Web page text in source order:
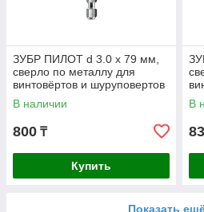
ЗУБР ПИЛОТ d 3.0 х 79 мм,
сверло по металлу для
винтовёртов и шуруповертов
IMPACT READY
Профессионал (29629-3
В наличии
800 ₸
Купить
В
Показать